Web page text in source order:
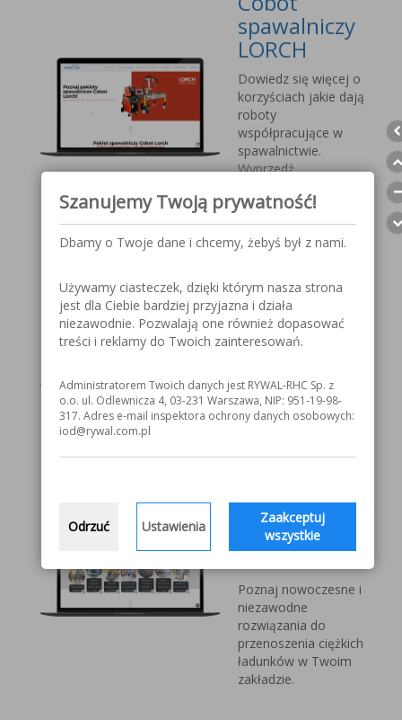
spawalniczy
LORCH
Dowiedz się więcej o
korzyściach jakie dają
roboty
współpracujące w
spawalnictwie.
Wyprzedź
nadchodzącym
wyzwaniom.
Przyłbica
spawalnicza
V1000 MOST
przyłbicy spawalniczej
V1000 MOST
Systemy
bliskiego
Vetter Kran
Technik
Poznaj nowoczesne i
niezawodne
rozwiązania do
przenoszenia ciężkich
ładunków w Twoim
zakładzie.
Szanujemy Twoją prywatność!
Dbamy o Twoje dane i chcemy, żebyś był z nami.
Używamy ciasteczek, dzięki którym nasza strona
jest dla Ciebie bardziej przyjazna i działa
niezawodnie. Pozwalają one również dopasować
treści i reklamy do Twoich zainteresowań.
Administratorem Twoich danych jest RYWAL-RHC Sp. z
o.o. ul. Odlewnicza 4, 03-231 Warszawa, NIP: 951-19-98-
317. Adres e-mail inspektora ochrony danych osobowych:
iod@rywal.com.pl
Odrzuć Ustawienia
Zaakceptuj
wszystkie